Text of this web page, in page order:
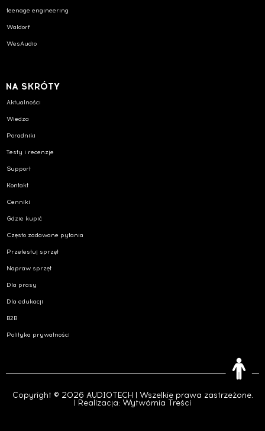
teenage engineering
Waldorf
WesAudio
NA SKRÓTY
Aktualności
Wiedza
Poradniki
Testy i recenzje
Support
Kontakt
Cenniki
Gdzie kupić
Często zadawane pytania
Przetestuj sprzęt
Napraw sprzęt
Dla prasy
Dla edukacji
B2B
Polityka prywatności
Copyright © 2026 AUDIOTECH | Wszelkie prawa zastrzeżone.
| Realizacja: Wytwórnia Treści